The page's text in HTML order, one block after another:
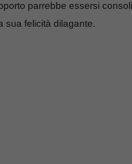
parrebbe essersi
sua felicità dilagante.